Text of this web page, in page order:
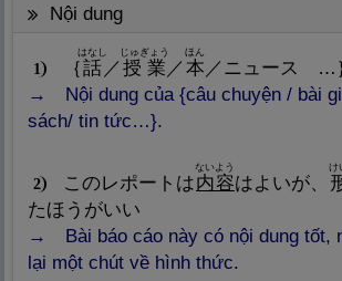
chứa đựng
nội dung
1 ｛話
はなし
／ 授業
じゅぎょう
／ 本
ほん
／ニュース …
Nội dung của {câu chuyện / bài
sách/ tin tức…}.
2 このレポートは内容
Nghĩa: Bao dung, chịu đựng,
ないよう
はよいが、
け
たほうがいい
Bài báo cáo này có nội dung tốt,
lại một chút về hình thức.